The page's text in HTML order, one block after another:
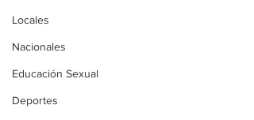
Locales
Nacionales
Educación Sexual
Deportes